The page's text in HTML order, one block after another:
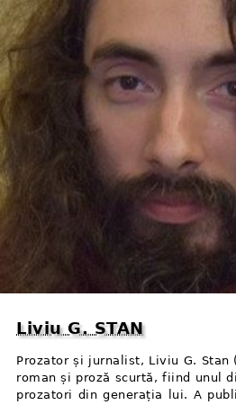
Liviu G. STAN
Prozator și jurnalist, Liviu G. Stan
roman și proză scurtă, fiind unul
prozatori din generația lui. A